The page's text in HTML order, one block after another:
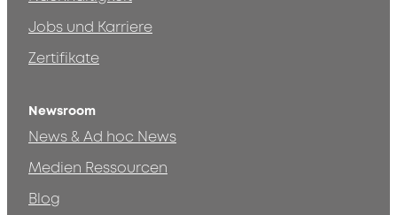
Jobs und Karriere
Zertifikate
Newsroom
News & Ad hoc News
Medien Ressourcen
Blog